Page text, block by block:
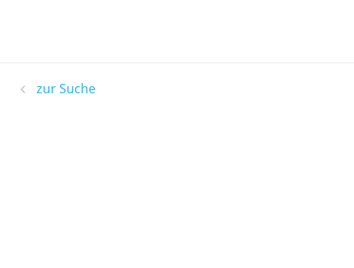
zur Suche